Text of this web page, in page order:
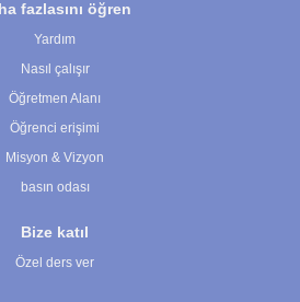
fazlasını öğren
Yardım
Nasıl çalışır
Öğretmen Alanı
Öğrenci erişimi
Misyon & Vizyon
basın odası
Bize katıl
Özel ders ver